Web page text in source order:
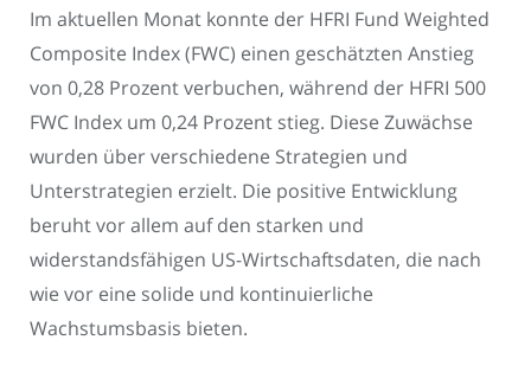
Im aktuellen Monat konnte der HFRI Fund Weighted
Composite Index (FWC) einen geschätzten Anstieg
von 0,28 Prozent verbuchen, während der HFRI 500
FWC Index um 0,24 Prozent stieg. Diese Zuwächse
wurden über verschiedene Strategien und
Unterstrategien erzielt. Die positive Entwicklung
beruht vor allem auf den starken und
widerstandsfähigen US-Wirtschaftsdaten, die nach
wie vor eine solide und kontinuierliche
Wachstumsbasis bieten.